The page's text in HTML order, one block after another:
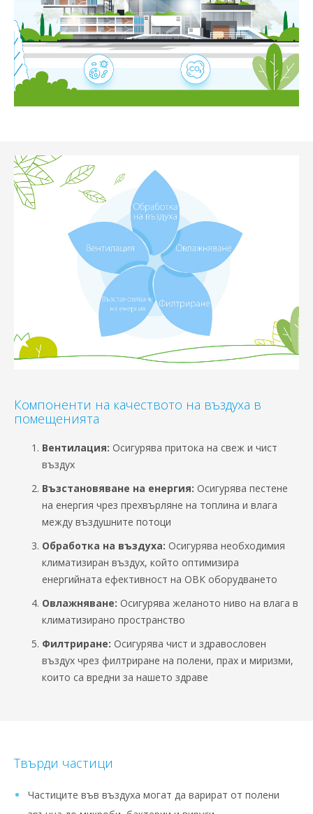
Компоненти на качеството на въздуха в
помещенията
Вентилация: Осигурява притока на свеж и чист
въздух
Възстановяване на енергия: Осигурява пестене
на енергия чрез прехвърляне на топлина и влага
между въздушните потоци
Обработка на въздуха: Осигурява необходимия
климатизиран въздух, който оптимизира
енергийната ефективност на ОВК оборудването
Овлажняване: Осигурява желаното ниво на влага в
климатизирано пространство
Филтриране: Осигурява чист и здравословен
въздух чрез филтриране на полени, прах и миризми,
които са вредни за нашето здраве
Твърди частици
Частиците във въздуха могат да варират от полени